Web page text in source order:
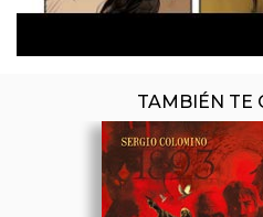
TAMBIÉN TE